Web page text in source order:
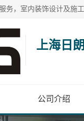
上海日
公司介绍